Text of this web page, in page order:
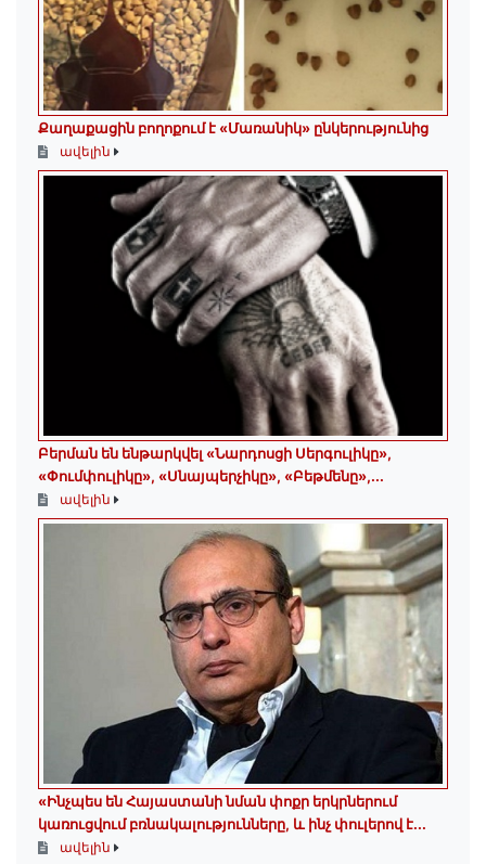
Քաղաքացին բողոքում է «Մառանիկ» ընկերությունից
ավելին
Բերման են ենթարկվել «Նարդոսցի Սերգուլիկը»,
«Փումփուլիկը», «Սնայպերչիկը», «Բեթմենը»,...
ավելին
«Ինչպես են Հայաստանի նման փոքր երկրներում
կառուցվում բռնակալությունները, և ինչ փուլերով է...
ավելին